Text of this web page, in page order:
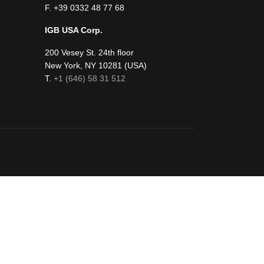
F. +39 0332 48 77 68
IGB USA Corp.
200 Vesey St. 24th floor
New York, NY 10281 (USA)
T. +1 (646) 58 31 512